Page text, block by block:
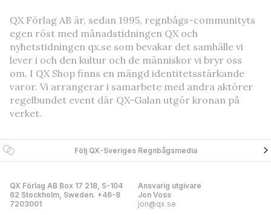
QX Förlag AB är, sedan 1995, regnbågs-communityts
egen röst med månadstidningen QX och
nyhetstidningen qx.se som bevakar det samhälle vi
lever i och den kultur och de människor vi bryr oss
om. I QX Shop finns en mängd identitetsstärkande
varor. Vi arrangerar i samarbete med andra aktörer
regelbundet event där QX-Galan utgör kronan på
verket.
Följ QX-Sveriges Regnbågsmedia
QX Förlag AB Box 17 218, S-104
62 Stockholm, Sweden. +46-8
7203001
Ansvarig utgivare
Jon Voss
jon@qx.se